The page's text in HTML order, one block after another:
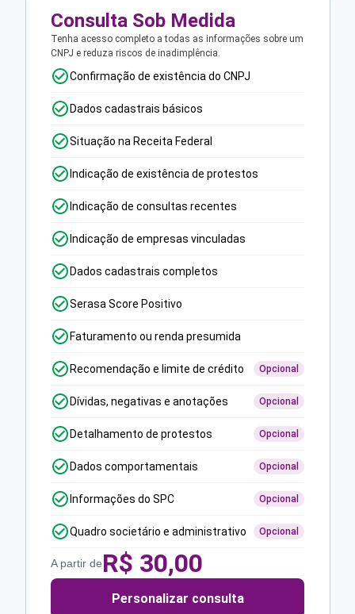
Consulta Sob Medida
Tenha acesso completo a todas as informações sobre um
CNPJ e reduza riscos de inadimplência.
Confirmação de existência do CNPJ
Dados cadastrais básicos
Situação na Receita Federal
Indicação de existência de protestos
Indicação de consultas recentes
Indicação de empresas vinculadas
Dados cadastrais completos
Serasa Score Positivo
Faturamento ou renda presumida
Recomendação e limite de crédito Opcional
Dívidas, negativas e anotações Opcional
Detalhamento de protestos Opcional
Dados comportamentais Opcional
Informações do SPC Opcional
Quadro societário e administrativo Opcional
A partir deR$ 30,00
Personalizar consulta